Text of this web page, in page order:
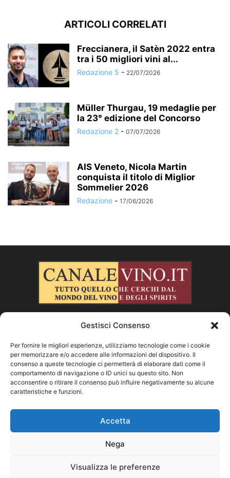
ARTICOLI CORRELATI
Freccianera, il Satèn 2022 entra
tra i 50 migliori vini al...
Redazione 5 - 22/07/2026
Müller Thurgau, 19 medaglie per
la 23° edizione del Concorso
Redazione 2 - 07/07/2026
AIS Veneto, Nicola Martin
conquista il titolo di Miglior
Sommelier 2026
Redazione - 17/06/2026
CHI SIAMO
SEGUICI
Facebook
Vimeo
©
Gestisci Consenso
Per fornire le migliori esperienze, utilizziamo tecnologie come i cookie
per memorizzare e/o accedere alle informazioni del dispositivo. Il
consenso a queste tecnologie ci permetterà di elaborare dati come il
comportamento di navigazione o ID unici su questo sito. Non
acconsentire o ritirare il consenso può influire negativamente su alcune
caratteristiche e funzioni.
Accetta
Nega
Visualizza le preferenze